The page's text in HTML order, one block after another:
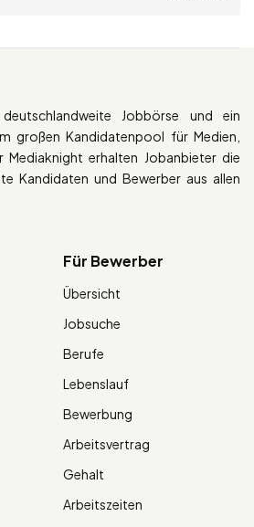
Jobbörse und ein
großen Kandidatenpool für Medien,
Mediaknight erhalten Jobanbieter die
Kandidaten und Bewerber aus allen
Für Bewerber
Übersicht
Jobsuche
Berufe
Lebenslauf
Bewerbung
Arbeitsvertrag
Gehalt
Arbeitszeiten